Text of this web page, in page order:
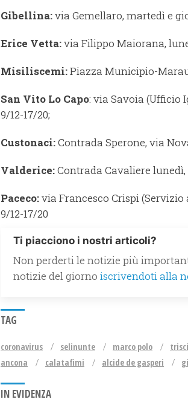
Gibellina:via Gemellaro, martedì e
Erice Vetta:via Filippo Maiorana,
Misiliscemi:Piazza Municipio-
San Vito Lo Capo: via Savoia (Ufficio
9/12-17/20;
Custonaci:Contrada Sperone, via
Valderice:Contrada Cavaliere
Paceco:via Francesco Crispi
9/12-17/20
Ti piacciono i nostri articoli?
Non perderti le notizie più
notizie del giorno iscrivendoti alla
TAG
coronavirus selinunte marco polo
ancona
calatafimi alcide de gasperi
IN EVIDENZA